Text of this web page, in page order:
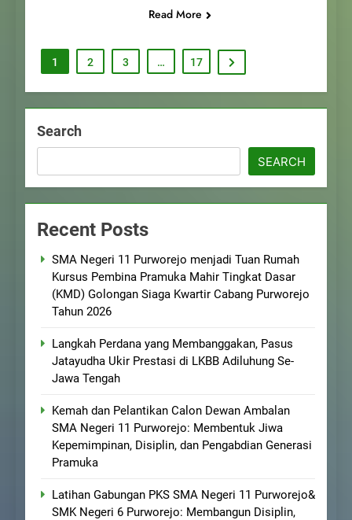
Read More
1 2 3 … 17
Search
SEARCH
Recent Posts
SMA Negeri 11 Purworejo menjadi Tuan Rumah
Kursus Pembina Pramuka Mahir Tingkat Dasar
(KMD) Golongan Siaga Kwartir Cabang Purworejo
Tahun 2026
Langkah Perdana yang Membanggakan, Pasus
Jatayudha Ukir Prestasi di LKBB Adiluhung Se-
Jawa Tengah
Kemah dan Pelantikan Calon Dewan Ambalan
SMA Negeri 11 Purworejo: Membentuk Jiwa
Kepemimpinan, Disiplin, dan Pengabdian Generasi
Pramuka
Latihan Gabungan PKS SMA Negeri 11 Purworejo&
SMK Negeri 6 Purworejo: Membangun Disiplin,